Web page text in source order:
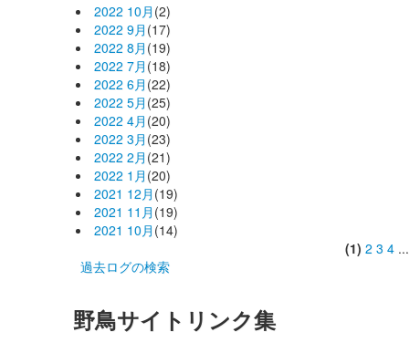
2022 10月 (2)
2022 9月 (17)
2022 8月 (19)
2022 7月 (18)
2022 6月 (22)
2022 5月 (25)
2022 4月 (20)
2022 3月 (23)
2022 2月 (21)
2022 1月 (20)
2021 12月 (19)
2021 11月 (19)
2021 10月 (14)
(1) 2 3 4
過去ログの検索
野鳥サイトリンク集